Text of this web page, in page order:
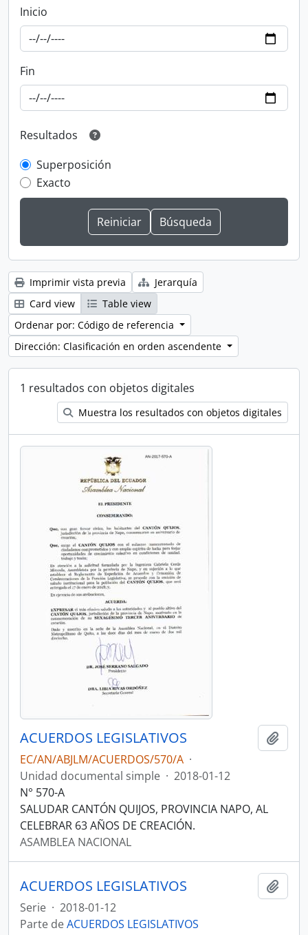
Inicio
Fin
Resultados
Superposición
Exacto
Imprimir vista previa
Jerarquía
Card view
Table view
Ordenar por: Código de referencia
Dirección: Clasificación en orden ascendente
1 resultados con objetos digitales
Muestra los resultados con objetos digitales
ACUERDOS LEGISLATIVOS
EC/AN/ABJLM/ACUERDOS/570/A ·
Unidad documental simple · 2018-01-12
N° 570-A
SALUDAR CANTÓN QUIJOS, PROVINCIA NAPO, AL
CELEBRAR 63 AÑOS DE CREACIÓN.
ASAMBLEA NACIONAL
ACUERDOS LEGISLATIVOS
Serie · 2018-01-12
Parte deACUERDOS LEGISLATIVOS